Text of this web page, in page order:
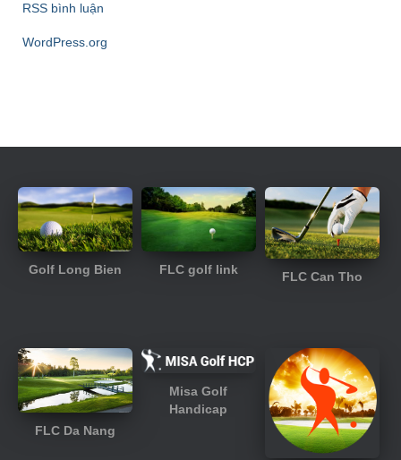
RSS bình luận
WordPress.org
Golf Long Bien FLC golf link
FLC Can Tho
FLC Da Nang
Misa Golf
Handicap